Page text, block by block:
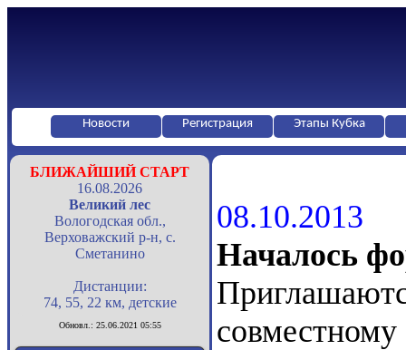
Новости Регистрация Этапы Кубка
БЛИЖАЙШИЙ СТАРТ
16.08.2026
Великий лес
Вологодская обл.,
Верховажский р-н, с.
Сметанино
Дистанции:
74, 55, 22 км, детские
Обновл.: 25.06.2021 05:55
08.10.2013
Началось